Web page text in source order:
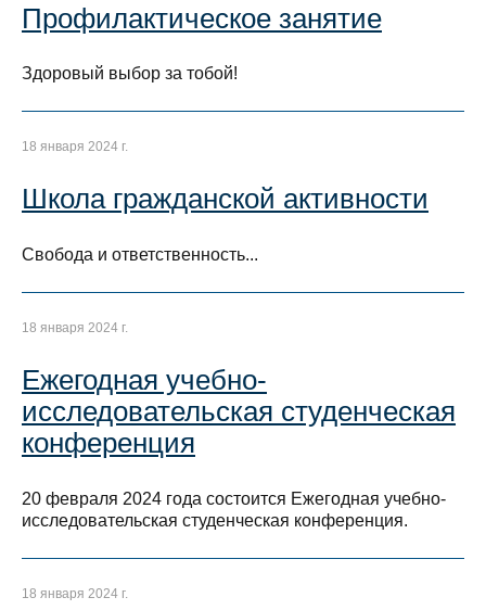
Профилактическое занятие
Здоровый выбор за тобой!
18 января 2024 г.
Школа гражданской активности
Свобода и ответственность...
18 января 2024 г.
Ежегодная учебно-
исследовательская студенческая
конференция
20 февраля 2024 года состоится Ежегодная учебно-
исследовательская студенческая конференция.
18 января 2024 г.